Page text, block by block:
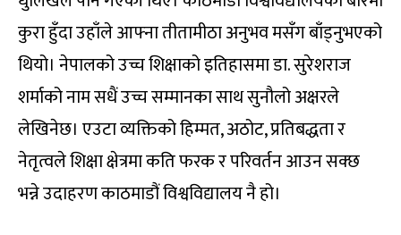
कुरा हुँदा उहाँले आफ्ना तीतामीठा अनुभव मसँग बाँड्नुभएको
थियो। नेपालको उच्च शिक्षाको इतिहासमा डा. सुरेशराज
शर्माको नाम सधैं उच्च सम्मानका साथ सुनौलो अक्षरले
लेखिनेछ। एउटा व्यक्तिको हिम्मत, अठोट, प्रतिबद्धता र
नेतृत्वले शिक्षा क्षेत्रमा कति फरक र परिवर्तन आउन सक्छ
भन्ने उदाहरण काठमाडौं विश्वविद्यालय नै हो।